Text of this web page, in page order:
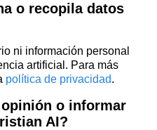
o recopila datos
ni información personal
artificial. Para más
política de privacidad.
o informar
AI?